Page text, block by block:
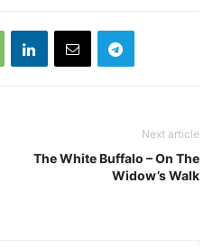
Next article
The White Buffalo – On The
Widow’s Walk